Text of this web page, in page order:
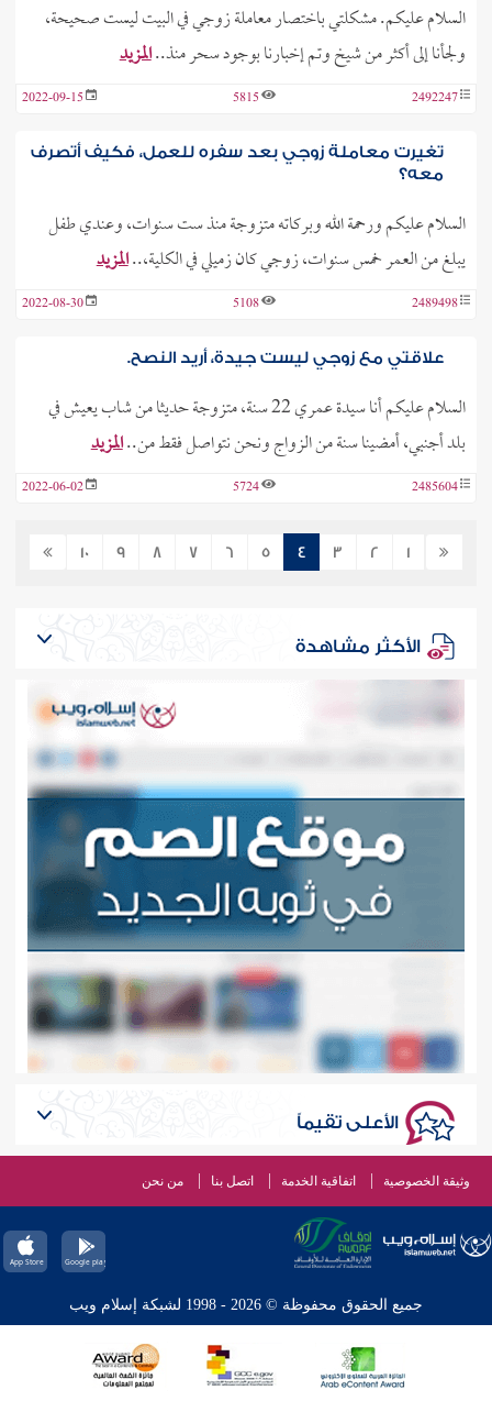
السلام عليكم. مشكلتي باختصار معاملة زوجي في البيت ليست صحيحة،
ولجأنا إلى أكثر من شيخ وتم إخبارنا بوجود سحر منذ..المزيد
2492247
5815
2022-09-15
تغيرت معاملة زوجي بعد سفره للعمل، فكيف أتصرف
معه؟
السلام عليكم ورحمة الله وبركاته متزوجة منذ ست سنوات، وعندي طفل
يبلغ من العمر خمس سنوات، زوجي كان زميلي في الكلية،..المزيد
2489498
5108
2022-08-30
علاقتي مع زوجي ليست جيدة، أريد النصح.
السلام عليكم أنا سيدة عمري 22 سنة، متزوجة حديثا من شاب يعيش في
بلد أجنبي، أمضينا سنة من الزواج ونحن نتواصل فقط من..المزيد
2485604
5724
2022-06-02
1
2
3
4
5
6
7
8
9
10
الأكثر مشاهدة
الأعلى تقيماً
وثيقة الخصوصية اتفاقية الخدمة اتصل بنا من نحن
جميع الحقوق محفوظة © 2026 - 1998 لشبكة إسلام ويب